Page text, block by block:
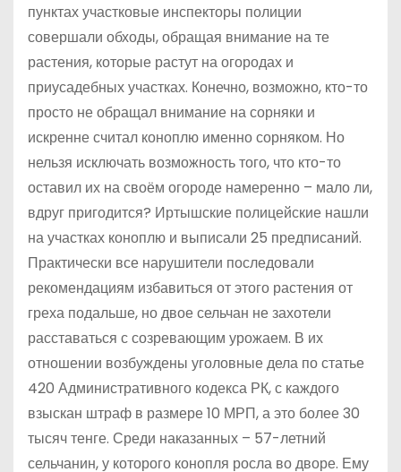
пунктах участковые инспекторы полиции
совершали обходы, обращая внимание на те
растения, которые растут на огородах и
приусадебных участках. Конечно, возможно, кто-то
просто не обращал внимание на сорняки и
искренне считал коноплю именно сорняком. Но
нельзя исключать возможность того, что кто-то
оставил их на своём огороде намеренно – мало ли,
вдруг пригодится? Иртышские полицейские нашли
на участках коноплю и выписали 25 предписаний.
Практически все нарушители последовали
рекомендациям избавиться от этого растения от
греха подальше, но двое сельчан не захотели
расставаться с созревающим урожаем. В их
отношении возбуждены уголовные дела по статье
420 Административного кодекса РК, с каждого
взыскан штраф в размере 10 МРП, а это более 30
тысяч тенге. Среди наказанных – 57-летний
сельчанин, у которого конопля росла во дворе. Ему